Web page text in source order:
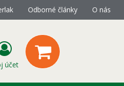
Odborné články O nás
účet